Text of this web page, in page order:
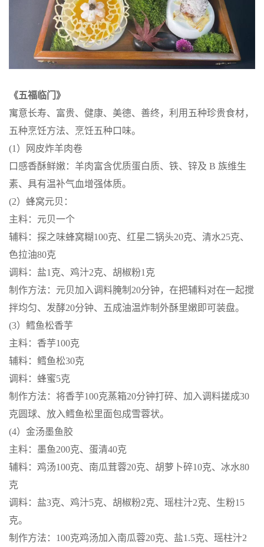
《五福临门》
寓意长寿、富贵、健康、美德、善终，利用五种珍贵食材，
五种烹饪方法、烹饪五种口味。
(1）网皮炸羊肉卷
口感香酥鲜嫩：羊肉富含优质蛋白质、铁、锌及 B 族维生
素、具有温补气血增强体质。
(2）蜂窝元贝：
主料：元贝一个
辅料：探之味蜂窝糊100克、红星二锅头20克、清水25克、
色拉油80克
调料：盐1克、鸡汁2克、胡椒粉1克
制作方法：元贝加入调料腌制20分钟，在把辅料对在一起搅
拌均匀、发酵20分钟、五成油温炸制外酥里嫩即可装盘。
(3）鳕鱼松香芋
主料：香芋100克
辅料：鳕鱼松30克
调料：蜂蜜5克
制作方法：将香芋100克蒸箱20分钟打碎、加入调料搓成30
克圆球、放入鳕鱼松里面包成雪蓉状。
(4）金汤墨鱼胶
主料：墨鱼200克、蛋清40克
辅料：鸡汤100克、南瓜茸蓉20克、胡萝卜碎10克、冰水80
克
调料：盐3克、鸡汁5克、胡椒粉2克、瑶柱汁2克、生粉15
克。
制作方法：100克鸡汤加入南瓜蓉20克、盐1.5克、瑶柱汁2